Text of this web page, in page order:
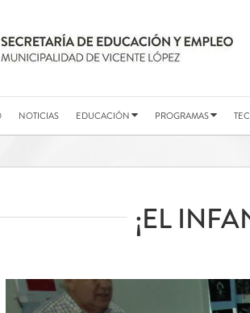
NOTICIAS EDUCACIÓN PROGRAMAS
¡EL